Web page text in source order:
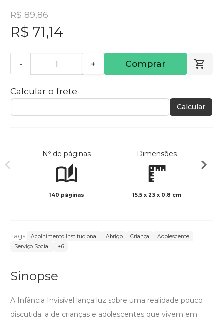
R$ 89,86
R$ 71,14
- + Comprar
Calcular o frete
Calcular
Nº de páginas
140 páginas
Dimensões
15.5 x 23 x 0.8 cm
Tags: Acolhimento Institucional Abrigo Criança
Adolescente
Serviço Social
+6
Sinopse
A Infância Invisível lança luz sobre uma realidade pouco
discutida: a de crianças e adolescentes que vivem em